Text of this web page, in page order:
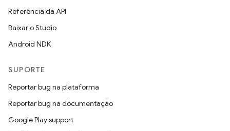
Referência da API
Baixar o Studio
Android NDK
SUPORTE
Reportar bug na plataforma
Reportar bug na documentação
Google Play support